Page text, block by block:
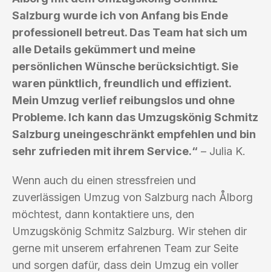
Salzburg wurde ich von Anfang bis Ende
professionell betreut. Das Team hat sich um
alle Details gekümmert und meine
persönlichen Wünsche berücksichtigt. Sie
waren pünktlich, freundlich und effizient.
Mein Umzug verlief reibungslos und ohne
Probleme. Ich kann das Umzugskönig Schmitz
Salzburg uneingeschränkt empfehlen und bin
sehr zufrieden mit ihrem Service.“ – Julia K.
Wenn auch du einen stressfreien und
zuverlässigen Umzug von Salzburg nach Ålborg
möchtest, dann kontaktiere uns, den
Umzugskönig Schmitz Salzburg. Wir stehen dir
gerne mit unserem erfahrenen Team zur Seite
und sorgen dafür, dass dein Umzug ein voller